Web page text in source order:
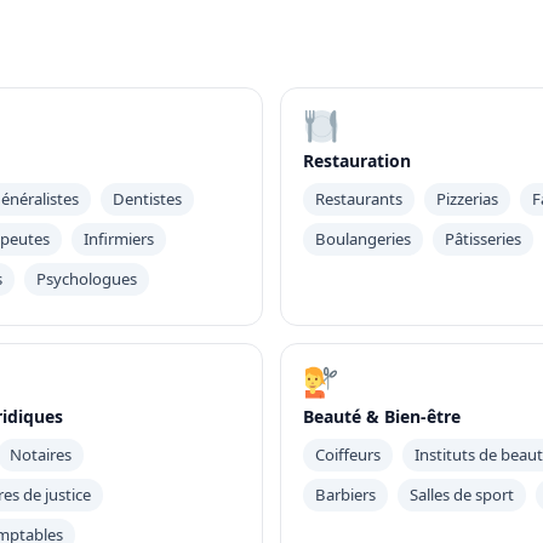
Dentistes
Infirmiers
Psychologues
Restauration
Restaurants Pizzerias
Boulangeries
Pâtisseries
Notaires
de justice
Beauté & Bien-être
Coiffeurs
Instituts de
Barbiers
Salles de sport